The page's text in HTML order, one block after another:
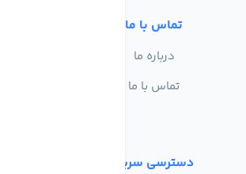
تماس با ما
درباره ما
تماس با ما
دسترسی سریع